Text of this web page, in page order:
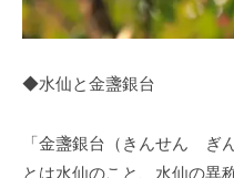
◆水仙と金盞銀台
「金盞銀台（きんせん ぎ
とは水仙のこと、水仙の異